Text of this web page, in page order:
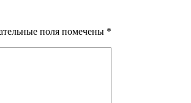
поля помечены *